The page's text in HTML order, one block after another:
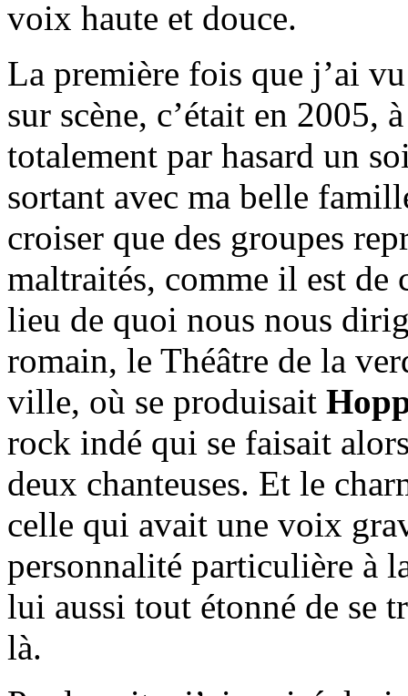
voix haute et douce.
La première fois que j’ai
sur scène, c’était en 2005,
totalement par hasard un
sortant avec ma belle
croiser que des groupes
maltraités, comme il est de
lieu de quoi nous nous
romain, le Théâtre de la
ville, où se produisait
rock indé qui se faisait
deux chanteuses. Et le
celle qui avait une voix
personnalité particulière à
lui aussi tout étonné de se
là.